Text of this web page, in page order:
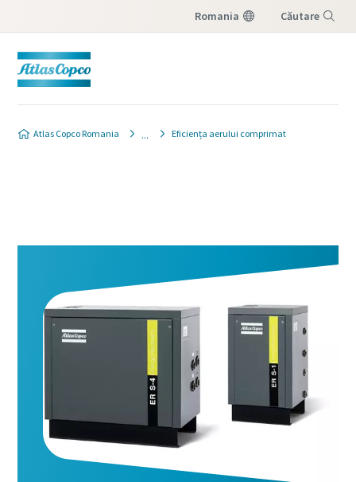
Romania Căutare
Atlas Copco Romania Eficiența aerului comprimat